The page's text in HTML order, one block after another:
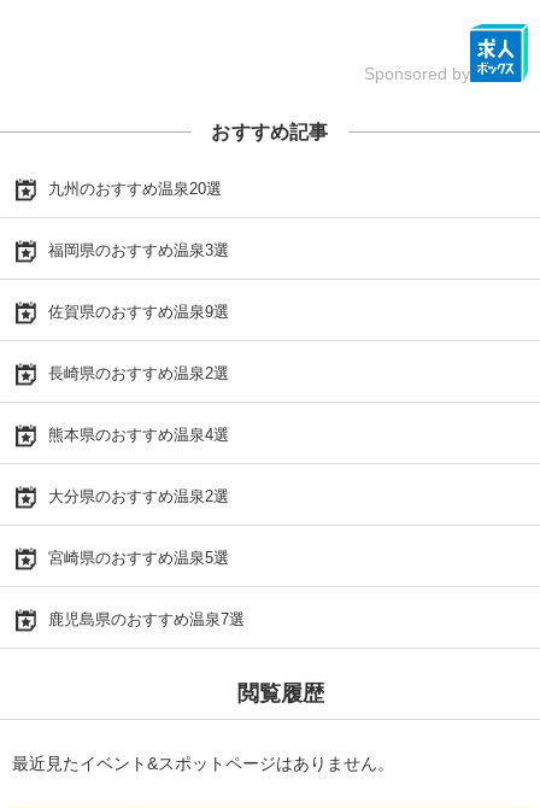
Sponsored by
おすすめ記事
九州のおすすめ温泉20選
福岡県のおすすめ温泉3選
佐賀県のおすすめ温泉9選
長崎県のおすすめ温泉2選
熊本県のおすすめ温泉4選
大分県のおすすめ温泉2選
宮崎県のおすすめ温泉5選
鹿児島県のおすすめ温泉7選
閲覧履歴
最近見たイベント&スポットページはありません。